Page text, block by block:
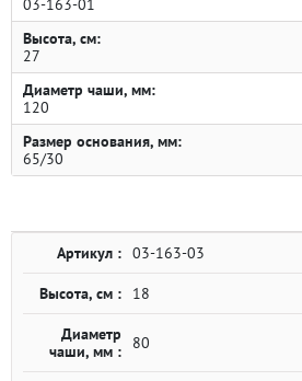
03-163-01
Высота, см:
27
Диаметр чаши, мм:
120
Размер основания, мм:
65/30
Артикул : 03-163-03
Высота, см : 18
Диаметр
чаши, мм :
80